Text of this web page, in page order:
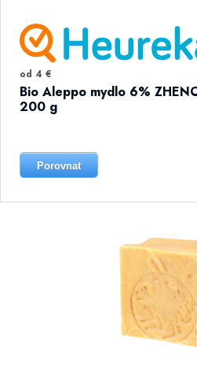
od 4 €
Bio Aleppo mydlo 6%
200 g
Porovnat